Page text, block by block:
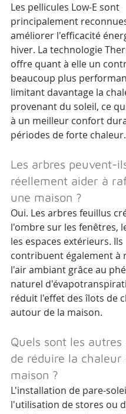
Les pellicules Low-E sont
principalement
améliorer l'efficacité
hiver. La technologie
offre quant à elle un
beaucoup plus
limitant davantage la
provenant du soleil, ce
à un meilleur confort
périodes de forte chaleur.
Les arbres peuvent-
réellement aider à
une maison ?
Oui. Les arbres feuillus
l'ombre sur les fenêtres,
les espaces extérieurs. Ils
contribuent également à
l'air ambiant grâce au
naturel
réduit l'effet des îlots de
autour de la maison.
Quels sont les autres
de réduire la chaleur
maison ?
L'installation de pare-
l'utilisation de stores ou